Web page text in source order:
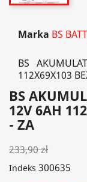
Marka BS
BS
112X69X103
BS
12V 6AH
- ZA
233,90 zł
Indeks 300635